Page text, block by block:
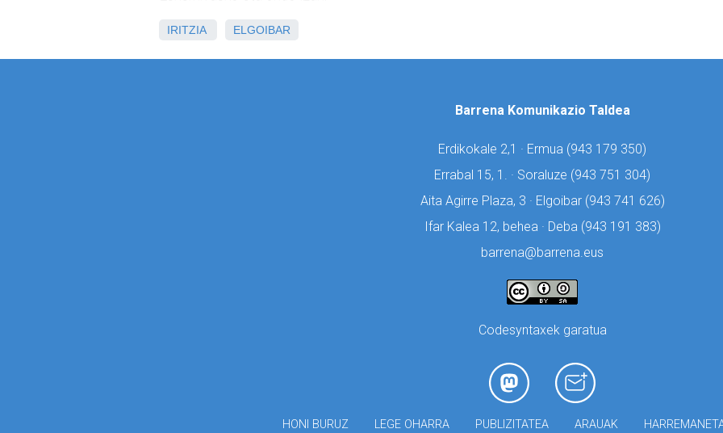
IRITZIA ELGOIBAR
Barrena Komunikazio Taldea
Erdikokale 2,1 · Ermua (943 179 350)
Errabal 15, 1. · Soraluze (943 751 304)
Aita Agirre Plaza, 3 · Elgoibar (943 741 626)
Ifar Kalea 12, behea · Deba (943 191 383)
barrena@barrena.eus
Codesyntaxek garatua
HONI BURUZ LEGE OHARRA PUBLIZITATEA ARAUAK